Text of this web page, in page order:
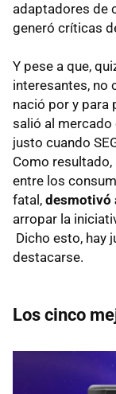
adaptadores de
generó críticas
Y pese a que,
interesantes, no
nació por y para
salió al mercado
justo cuando
Como
entre los
fatal, desmotivó
arropar la
Dicho esto, hay
destacarse.
Los cinco